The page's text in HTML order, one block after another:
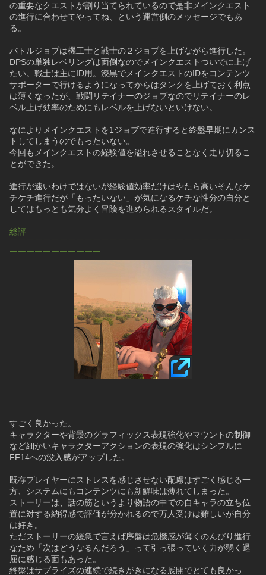
の重要なクエストが割り当てられているので是非メインクエスト
の進行に合わせてやってね、という運営側のメッセージでもあ
る。
バトルジョブは機工士と戦士の２ジョブを上げながら進行した。
DPSの単独レベリングは面倒なのでメインクエストついでに上げ
たい。戦士は主にID用。漆黒でメインクエストのIDをコンテンツ
サポーターで行けるようになってからはタンクを上げておく利点
は薄くなったが、戦闘リテイナーのジョブなのでリテイナーのレ
ベル上げ効率のためにもレベルを上げないといけない。
なによりメインクエストを1ジョブで進行すると終盤早期にカンス
トしてしまうのでもったいない。
今回もメインクエストの経験値を溢れさせることなく走り切るこ
とができた。
進行が速いわけではないが経験値効率だけはやたら高いそんなケ
チケチ進行だが「もったいない」が気になるケチな性分の自分と
してはもっとも気分よく冒険を進められるスタイルだ。
総評
￣￣￣￣￣￣￣￣￣￣￣￣￣￣￣￣￣￣￣￣￣￣￣￣￣￣￣￣￣
￣￣￣￣￣￣￣￣￣￣￣
すごく良かった。
キャラクターや背景のグラフィックス表現強化やマウントの制御
など細かいキャラクターアクションの表現の強化はシンプルに
FF14への没入感がアップした。
既存プレイヤーにストレスを感じさせない配慮はすごく感じる一
方、システムにもコンテンツにも新鮮味は薄れてしまった。
ストーリーは、話の筋というより物語の中での自キャラの立ち位
置に対する納得感で評価が分かれるので万人受けは難しいが自分
は好き。
ただストーリーの緩急で言えば序盤は危機感が薄くのんびり進行
なため「次はどうなるんだろう」って引っ張っていく力が弱く退
屈に感じる面もあった。
終盤はサプライズの連続で続きがきになる展開でとても良かっ